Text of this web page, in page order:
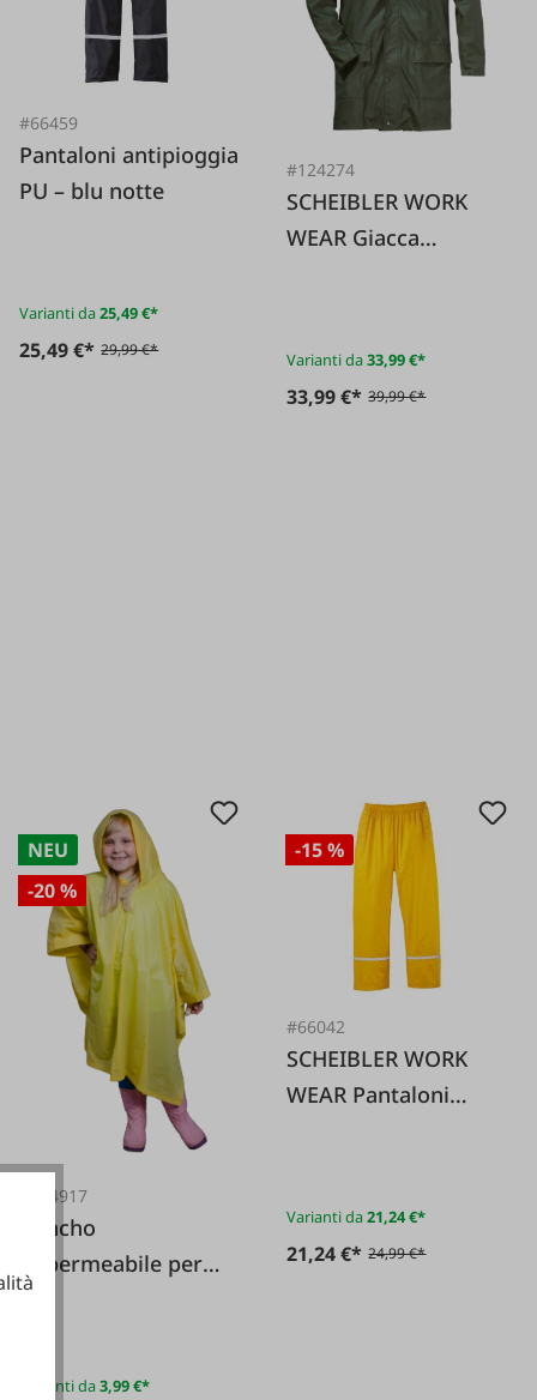
#66459
Pantaloni antipioggia
PU – blu notte
Varianti da25,49 €*
25,49 €* 29,99 €*
#124274
SCHEIBLER WORK
WEAR Giacca
Varianti da33,99 €*
33,99 €* 39,99 €*
NEU
-20 %
#134917
Poncho
impermeabile per
bambini in PVC
Varianti da3,99 €*
-15 %
#66042
SCHEIBLER WORK
WEAR Pantaloni
Varianti da21,24 €*
21,24 €* 24,99 €*